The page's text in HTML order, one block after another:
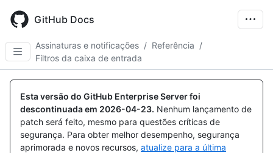
main
content
GitHub Docs
Assinaturas e notificações / Referência /
Filtros da caixa de entrada
Esta versão do GitHub Enterprise Server foi
descontinuada em 2026-04-23. Nenhum lançamento de
patch será feito, mesmo para questões críticas de
segurança. Para obter melhor desempenho, segurança
aprimorada e novos recursos, atualize para a última